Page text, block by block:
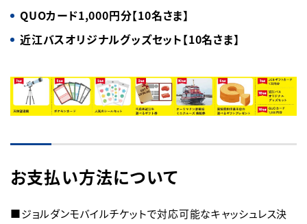
QUOカード1,000円分【10名さま】
近江バスオリジナルグッズセット【10名さま】
お支払い方法について
■ジョルダンモバイルチケットで対応可能なキャッシュレス決